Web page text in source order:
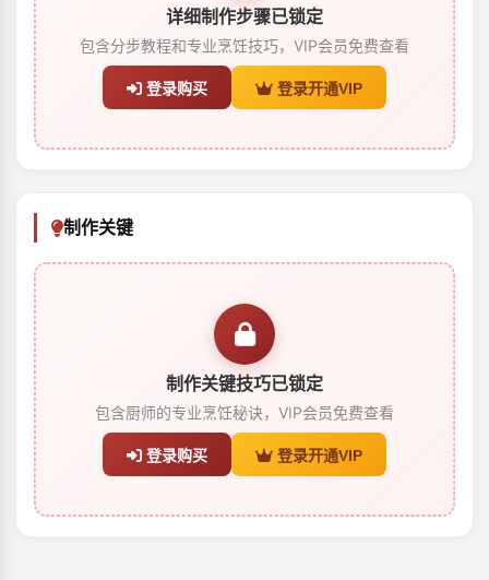
详细制作步骤已锁定
包含分步教程和专业烹饪技巧，VIP会员免费查看
登录购买 登录开通VIP
制作关键
制作关键技巧已锁定
包含厨师的专业烹饪秘诀，VIP会员免费查看
登录购买 登录开通VIP